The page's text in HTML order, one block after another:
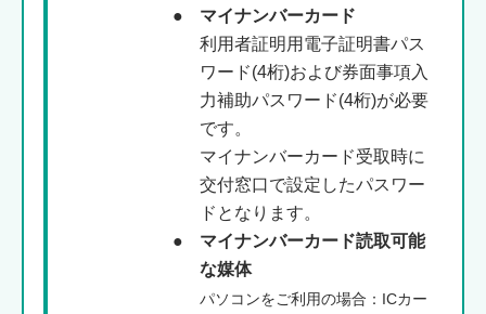
●
マイナンバーカード
利用者証明用電子証明書パス
ワード(4桁)および券面事項入
力補助パスワード(4桁)が必要
です。
マイナンバーカード受取時に
交付窓口で設定したパスワー
ドとなります。
●
マイナンバーカード読取可能
な媒体
パソコンをご利用の場合：ICカー